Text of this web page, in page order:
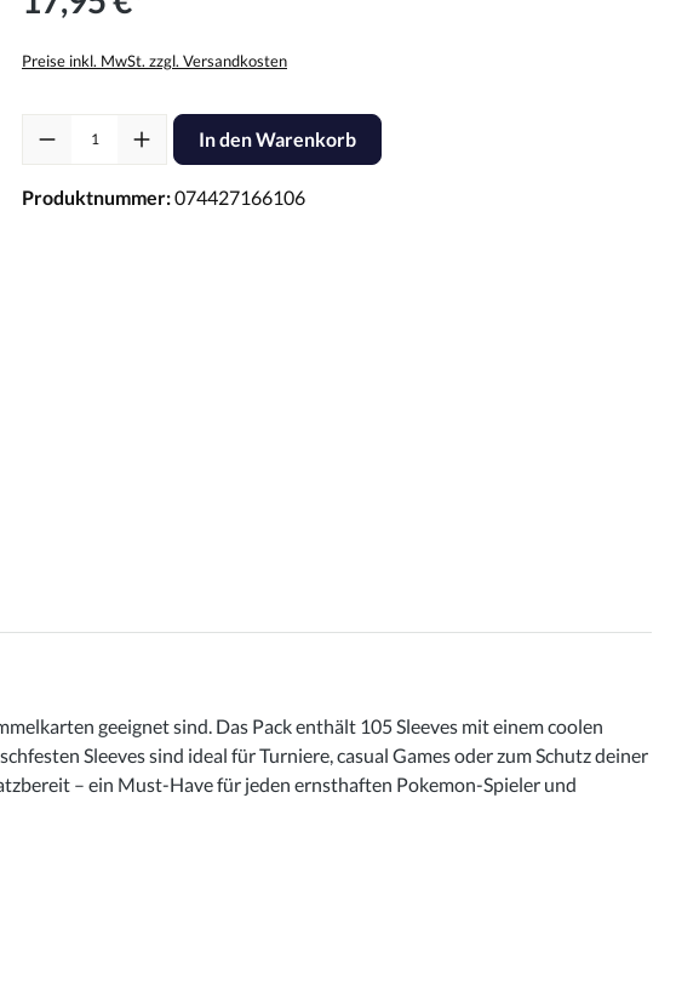
Preise inkl. MwSt. zzgl. Versandkosten
Produkt Anzahl: Gib den gewünschten Wert ein oder benutze die Schaltflächen
In den Warenkorb
Produktnummer:074427166106
geeignet sind. Das Pack enthält 105 Sleeves mit einem coolen
Sleeves sind ideal für Turniere, casual Games oder zum Schutz deiner
– ein Must-Have für jeden ernsthaften Pokemon-Spieler und